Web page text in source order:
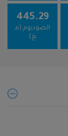
445.29
الصوديوم (م
غ)